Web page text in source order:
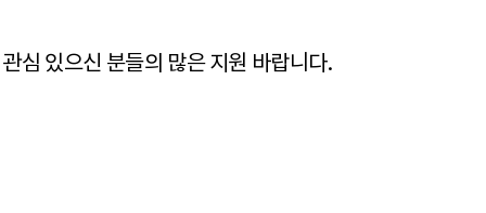
심 있으신 분들의 많은 지원 바랍니다.